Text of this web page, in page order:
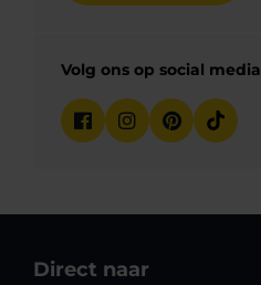
Volg ons op social media
Direct naar